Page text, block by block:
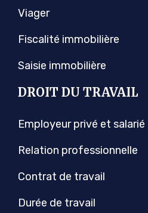
Viager
Fiscalité immobilière
Saisie immobilière
DROIT DU TRAVAIL
Employeur privé et salarié
Relation professionnelle
Contrat de travail
Durée de travail